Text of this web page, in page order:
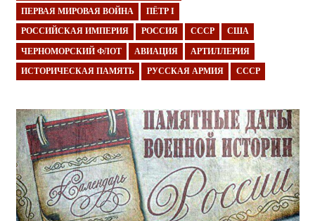
ПЕРВАЯ МИРОВАЯ ВОЙНА ПЁТР I
РОССИЙСКАЯ ИМПЕРИЯ РОССИЯ СССР США
ЧЕРНОМОРСКИЙ ФЛОТ АВИАЦИЯ АРТИЛЛЕРИЯ
ИСТОРИЧЕСКАЯ ПАМЯТЬ РУССКАЯ АРМИЯ СССР